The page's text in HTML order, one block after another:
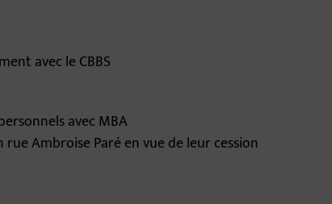
avec le CBBS
avec MBA
Ambroise Paré en vue de leur cession